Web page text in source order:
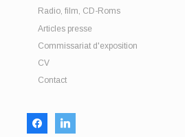
Radio, film, CD-Roms
Articles presse
Commissariat d'exposition
CV
Contact
facebooklinkedin